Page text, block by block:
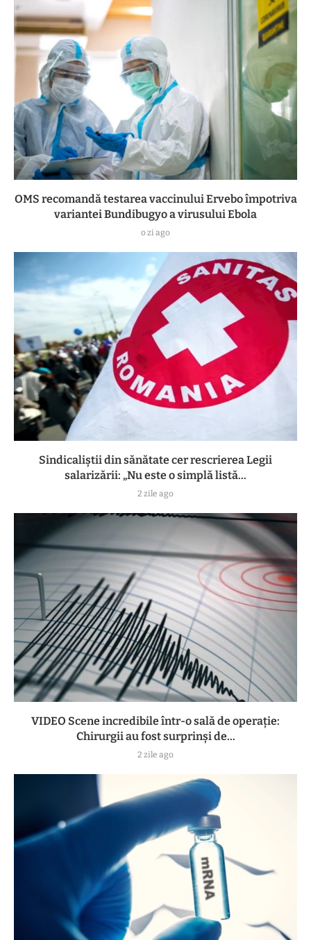
OMS recomandă testarea vaccinului Ervebo împotriva
variantei Bundibugyo a virusului Ebola
o zi ago
Sindicaliștii din sănătate cer rescrierea Legii
salarizării: „Nu este o simplă listă...
2 zile ago
VIDEO Scene incredibile într-o sală de operație:
Chirurgii au fost surprinși de...
2 zile ago